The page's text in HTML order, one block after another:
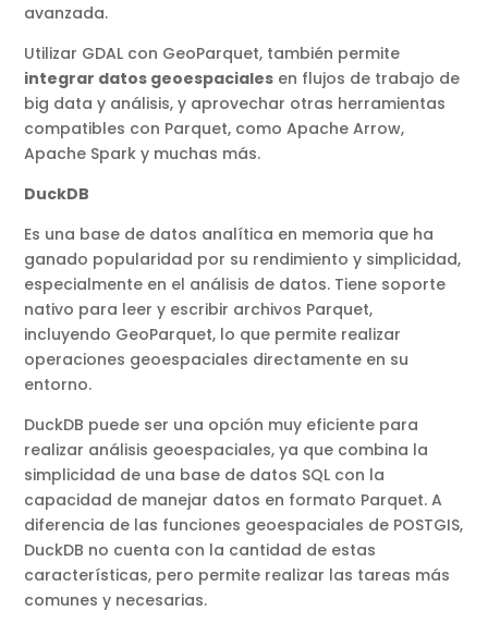
avanzada.
Utilizar GDAL con GeoParquet, también permite
integrar datos geoespaciales en flujos de trabajo de
big data y análisis, y aprovechar otras herramientas
compatibles con Parquet, como Apache Arrow,
Apache Spark y muchas más.
DuckDB
Es una base de datos analítica en memoria que ha
ganado popularidad por su rendimiento y simplicidad,
especialmente en el análisis de datos. Tiene soporte
nativo para leer y escribir archivos Parquet,
incluyendo GeoParquet, lo que permite realizar
operaciones geoespaciales directamente en su
entorno.
DuckDB puede ser una opción muy eficiente para
realizar análisis geoespaciales, ya que combina la
simplicidad de una base de datos SQL con la
capacidad de manejar datos en formato Parquet. A
diferencia de las funciones geoespaciales de POSTGIS,
DuckDB no cuenta con la cantidad de estas
características, pero permite realizar las tareas más
comunes y necesarias.